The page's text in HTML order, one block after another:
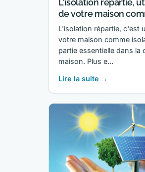
L'isolation répartie,
de votre maison
L'isolation répartie, c'est
votre maison comme
partie essentielle dans
maison. Plus e…
Lire la suite →